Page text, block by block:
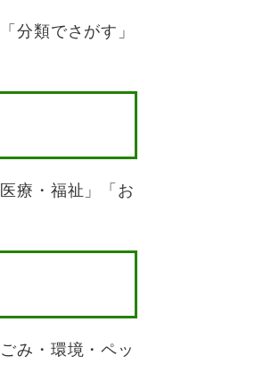
分類でさがす」
療・福祉」「お
み・環境・ペッ